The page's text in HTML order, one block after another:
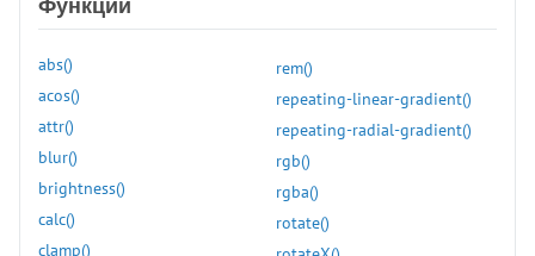
justify-self
left
letter-spacing
line-break
line-clamp
line-height
list-style
list-style-image
Функции
abs()
acos()
attr()
blur()
brightness()
calc()
clamp()
rem()
repeating-linear-gradient()
repeating-radial-gradient()
rgb()
rgba()
rotate()